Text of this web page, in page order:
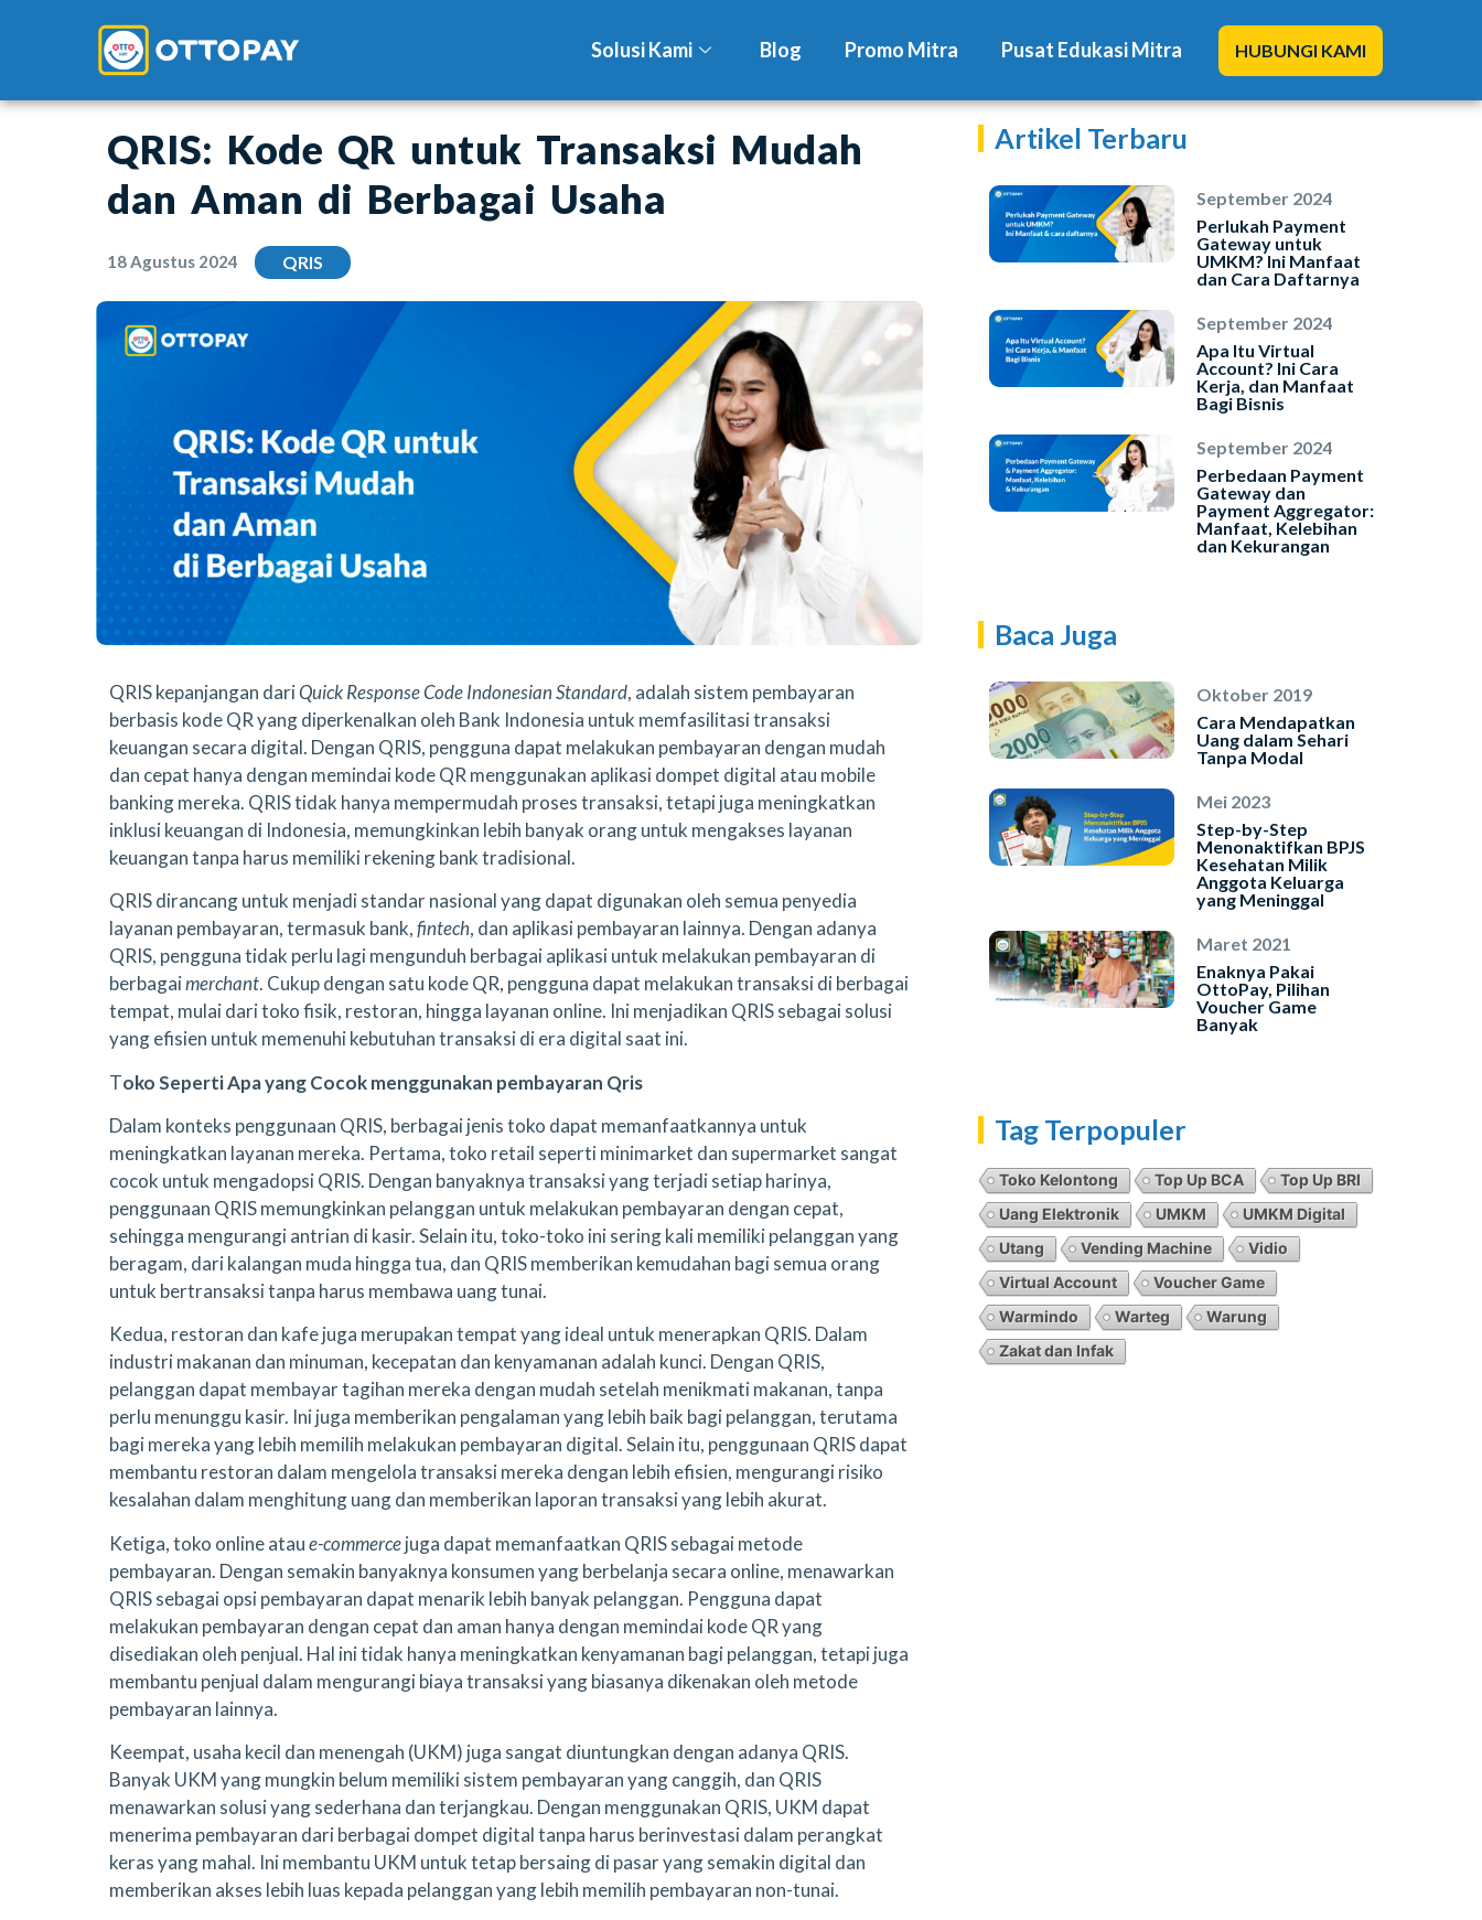
Solusi Kami Blog Promo Mitra Pusat Edukasi Mitra HUBUNGI KAMI
QRIS: Kode QR untuk Transaksi Mudah
dan Aman di Berbagai Usaha
18 Agustus 2024 QRIS
QRIS kepanjangan dariQuick Response Code Indonesian Standard, adalah sistem pembayaran
berbasis kode QR yang diperkenalkan oleh Bank Indonesia untuk memfasilitasi transaksi
keuangan secara digital. Dengan QRIS, pengguna dapat melakukan pembayaran dengan mudah
dan cepat hanya dengan memindai kode QR menggunakan aplikasi dompet digital atau mobile
banking mereka. QRIS tidak hanya mempermudah proses transaksi, tetapi juga meningkatkan
inklusi keuangan di Indonesia, memungkinkan lebih banyak orang untuk mengakses layanan
keuangan tanpa harus memiliki rekening bank tradisional.
QRIS dirancang untuk menjadi standar nasional yang dapat digunakan oleh semua penyedia
layanan pembayaran, termasuk bank,fintech, dan aplikasi pembayaran lainnya. Dengan adanya
QRIS, pengguna tidak perlu lagi mengunduh berbagai aplikasi untuk melakukan pembayaran di
berbagaimerchant. Cukup dengan satu kode QR, pengguna dapat melakukan transaksi di berbagai
tempat, mulai dari toko fisik, restoran, hingga layanan online. Ini menjadikan QRIS sebagai solusi
yang efisien untuk memenuhi kebutuhan transaksi di era digital saat ini.
Toko Seperti Apa yang Cocok menggunakan pembayaran Qris
Dalam konteks penggunaan QRIS, berbagai jenis toko dapat memanfaatkannya untuk
meningkatkan layanan mereka. Pertama, toko retail seperti minimarket dan supermarket sangat
cocok untuk mengadopsi QRIS. Dengan banyaknya transaksi yang terjadi setiap harinya,
penggunaan QRIS memungkinkan pelanggan untuk melakukan pembayaran dengan cepat,
sehingga mengurangi antrian di kasir. Selain itu, toko-toko ini sering kali memiliki pelanggan yang
beragam, dari kalangan muda hingga tua, dan QRIS memberikan kemudahan bagi semua orang
untuk bertransaksi tanpa harus membawa uang tunai.
Kedua, restoran dan kafe juga merupakan tempat yang ideal untuk menerapkan QRIS. Dalam
industri makanan dan minuman, kecepatan dan kenyamanan adalah kunci. Dengan QRIS,
pelanggan dapat membayar tagihan mereka dengan mudah setelah menikmati makanan, tanpa
perlu menunggu kasir. Ini juga memberikan pengalaman yang lebih baik bagi pelanggan, terutama
bagi mereka yang lebih memilih melakukan pembayaran digital. Selain itu, penggunaan QRIS dapat
membantu restoran dalam mengelola transaksi mereka dengan lebih efisien, mengurangi risiko
kesalahan dalam menghitung uang dan memberikan laporan transaksi yang lebih akurat.
Ketiga, toko online ataue-commercejuga dapat memanfaatkan QRIS sebagai metode
pembayaran. Dengan semakin banyaknya konsumen yang berbelanja secara online, menawarkan
QRIS sebagai opsi pembayaran dapat menarik lebih banyak pelanggan. Pengguna dapat
melakukan pembayaran dengan cepat dan aman hanya dengan memindai kode QR yang
disediakan oleh penjual. Hal ini tidak hanya meningkatkan kenyamanan bagi pelanggan, tetapi juga
membantu penjual dalam mengurangi biaya transaksi yang biasanya dikenakan oleh metode
pembayaran lainnya.
Keempat, usaha kecil dan menengah (UKM) juga sangat diuntungkan dengan adanya QRIS.
Banyak UKM yang mungkin belum memiliki sistem pembayaran yang canggih, dan QRIS
menawarkan solusi yang sederhana dan terjangkau. Dengan menggunakan QRIS, UKM dapat
menerima pembayaran dari berbagai dompet digital tanpa harus berinvestasi dalam perangkat
keras yang mahal. Ini membantu UKM untuk tetap bersaing di pasar yang semakin digital dan
memberikan akses lebih luas kepada pelanggan yang lebih memilih pembayaran non-tunai.
Artikel Terbaru
September 2024
Perlukah Payment
Gateway untuk
UMKM? Ini Manfaat
dan Cara Daftarnya
September 2024
Apa Itu Virtual
Account? Ini Cara
Kerja, dan Manfaat
Bagi Bisnis
September 2024
Perbedaan Payment
Gateway dan
Payment Aggregator:
Manfaat, Kelebihan
dan Kekurangan
Baca Juga
Oktober 2019
Cara Mendapatkan
Uang dalam Sehari
Tanpa Modal
Mei 2023
Step-by-Step
Menonaktifkan BPJS
Kesehatan Milik
Anggota Keluarga
yang Meninggal
Maret 2021
Enaknya Pakai
OttoPay, Pilihan
Voucher Game
Banyak
Tag Terpopuler
Toko Kelontong Top Up BCA
Top Up BRI
Uang Elektronik
UMKM
UMKM Digital
Utang
Vending Machine
Vidio
Virtual Account
Voucher Game
Warmindo
Warteg
Warung
Zakat dan Infak
Solusi Kami
Promo Mitra
Pusat Edukasi Mitra
INSTAL SEKARANG